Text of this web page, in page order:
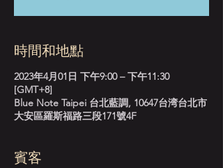
時間和地點
2023年4月01日 下午9:00 – 下午11:30
[GMT+8]
Blue Note Taipei 台北藍調, 10647台湾台北市
大安區羅斯福路三段171號4F
賓客